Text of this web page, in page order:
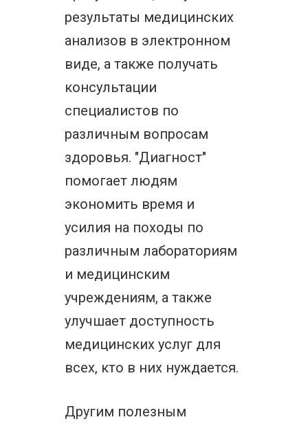
результаты медицинских
анализов в электронном
виде, а также получать
консультации
специалистов по
различным вопросам
здоровья. "Диагност"
помогает людям
экономить время и
усилия на походы по
различным лабораториям
и медицинским
учреждениям, а также
улучшает доступность
медицинских услуг для
всех, кто в них нуждается.
Другим полезным